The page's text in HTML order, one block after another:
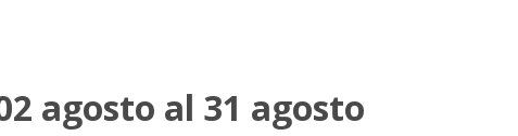
agosto al 31 agosto